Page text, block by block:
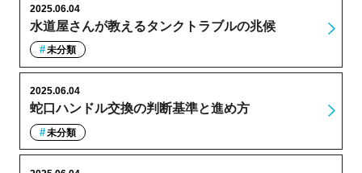
水道屋さんが教えるタンクトラブルの兆候
2025.06.04
未分類
蛇口ハンドル交換の判断基準と進め方
2025.06.04
未分類